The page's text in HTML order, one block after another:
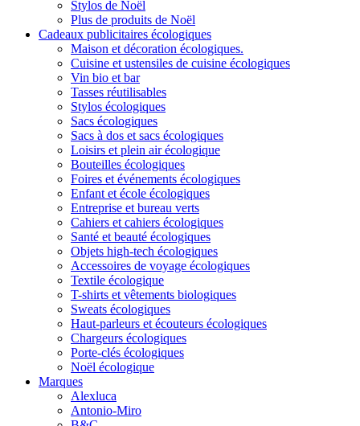
Stylos de Noël
Plus de produits de Noël
Cadeaux publicitaires écologiques
Maison et décoration écologiques.
Cuisine et ustensiles de cuisine écologiques
Vin bio et bar
Tasses réutilisables
Stylos écologiques
Sacs écologiques
Sacs à dos et sacs écologiques
Loisirs et plein air écologique
Bouteilles écologiques
Foires et événements écologiques
Enfant et école écologiques
Entreprise et bureau verts
Cahiers et cahiers écologiques
Santé et beauté écologiques
Objets high-tech écologiques
Accessoires de voyage écologiques
Textile écologique
T-shirts et vêtements biologiques
Sweats écologiques
Haut-parleurs et écouteurs écologiques
Chargeurs écologiques
Porte-clés écologiques
Noël écologique
Marques
Alexluca
Antonio-Miro